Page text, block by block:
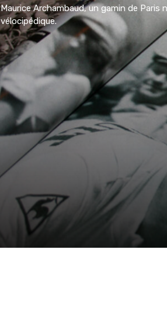
Maurice Archambaud, un gamin de Paris
vélocipédique.